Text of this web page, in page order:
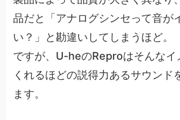
品だと「アナログシンセって音が
い？」と勘違いしてしまうほど。
ですが、U-heのReproはそんなイ
くれるほどの説得力あるサウンド
ます。